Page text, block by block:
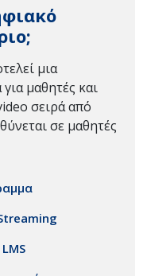
μια
μαθητές και
σειρά από
σε μαθητές